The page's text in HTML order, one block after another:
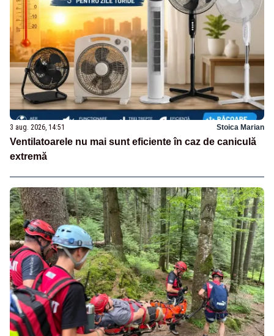
3 aug. 2026, 14:51 Stoica Marian
Ventilatoarele nu mai sunt eficiente în caz de caniculă
extremă